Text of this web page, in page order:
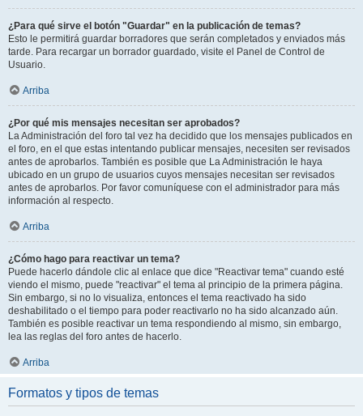
¿Para qué sirve el botón "Guardar" en la publicación de temas?
Esto le permitirá guardar borradores que serán completados y enviados más
tarde. Para recargar un borrador guardado, visite el Panel de Control de
Usuario.
Arriba
¿Por qué mis mensajes necesitan ser aprobados?
La Administración del foro tal vez ha decidido que los mensajes publicados en
el foro, en el que estas intentando publicar mensajes, necesiten ser revisados
antes de aprobarlos. También es posible que La Administración le haya
ubicado en un grupo de usuarios cuyos mensajes necesitan ser revisados
antes de aprobarlos. Por favor comuníquese con el administrador para más
información al respecto.
Arriba
¿Cómo hago para reactivar un tema?
Puede hacerlo dándole clic al enlace que dice "Reactivar tema" cuando esté
viendo el mismo, puede "reactivar" el tema al principio de la primera página.
Sin embargo, si no lo visualiza, entonces el tema reactivado ha sido
deshabilitado o el tiempo para poder reactivarlo no ha sido alcanzado aún.
También es posible reactivar un tema respondiendo al mismo, sin embargo,
lea las reglas del foro antes de hacerlo.
Arriba
Formatos y tipos de temas